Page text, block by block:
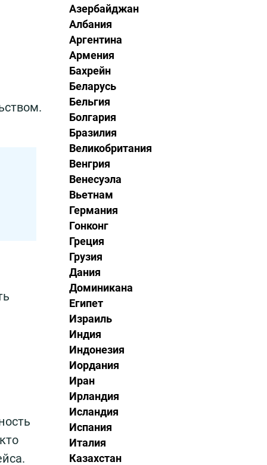
Азербайджан
Албания
Аргентина
Армения
Бахрейн
Беларусь
Бельгия
Болгария
Бразилия
Великобритания
Венгрия
Венесуэла
Вьетнам
Германия
Гонконг
Греция
Грузия
Дания
Доминикана
Египет
Израиль
Индия
Индонезия
Иордания
Иран
Ирландия
Исландия
Испания
Италия
Казахстан